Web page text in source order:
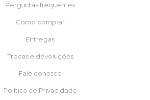
Perguntas frequentes
Como comprar
Entregas
Trocas e devoluções
Fale conosco
Política de Privacidade